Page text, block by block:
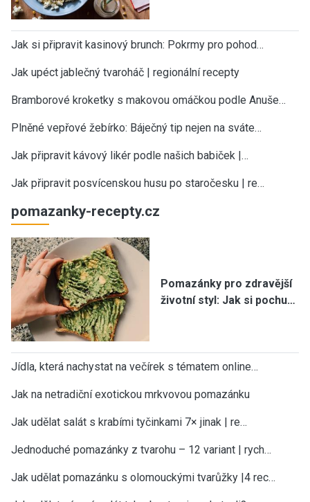
Jak si připravit kasinový brunch: Pokrmy pro pohod…
Jak upéct jablečný tvaroháč | regionální recepty
Bramborové kroketky s makovou omáčkou podle Anuše…
Plněné vepřové žebírko: Báječný tip nejen na sváte…
Jak připravit kávový likér podle našich babiček |…
Jak připravit posvícenskou husu po staročesku | re…
pomazanky-recepty.cz
Pomazánky pro zdravější
životní styl: Jak si pochu…
Jídla, která nachystat na večírek s tématem online…
Jak na netradiční exotickou mrkvovou pomazánku
Jak udělat salát s krabími tyčinkami 7× jinak | re…
Jednoduché pomazánky z tvarohu – 12 variant | rych…
Jak udělat pomazánku s olomouckými tvarůžky |4 rec…